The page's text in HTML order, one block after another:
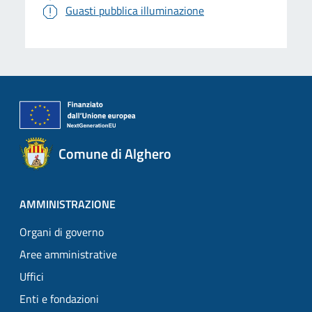
Guasti pubblica illuminazione
Comune di Alghero
AMMINISTRAZIONE
Organi di governo
Aree amministrative
Uffici
Enti e fondazioni